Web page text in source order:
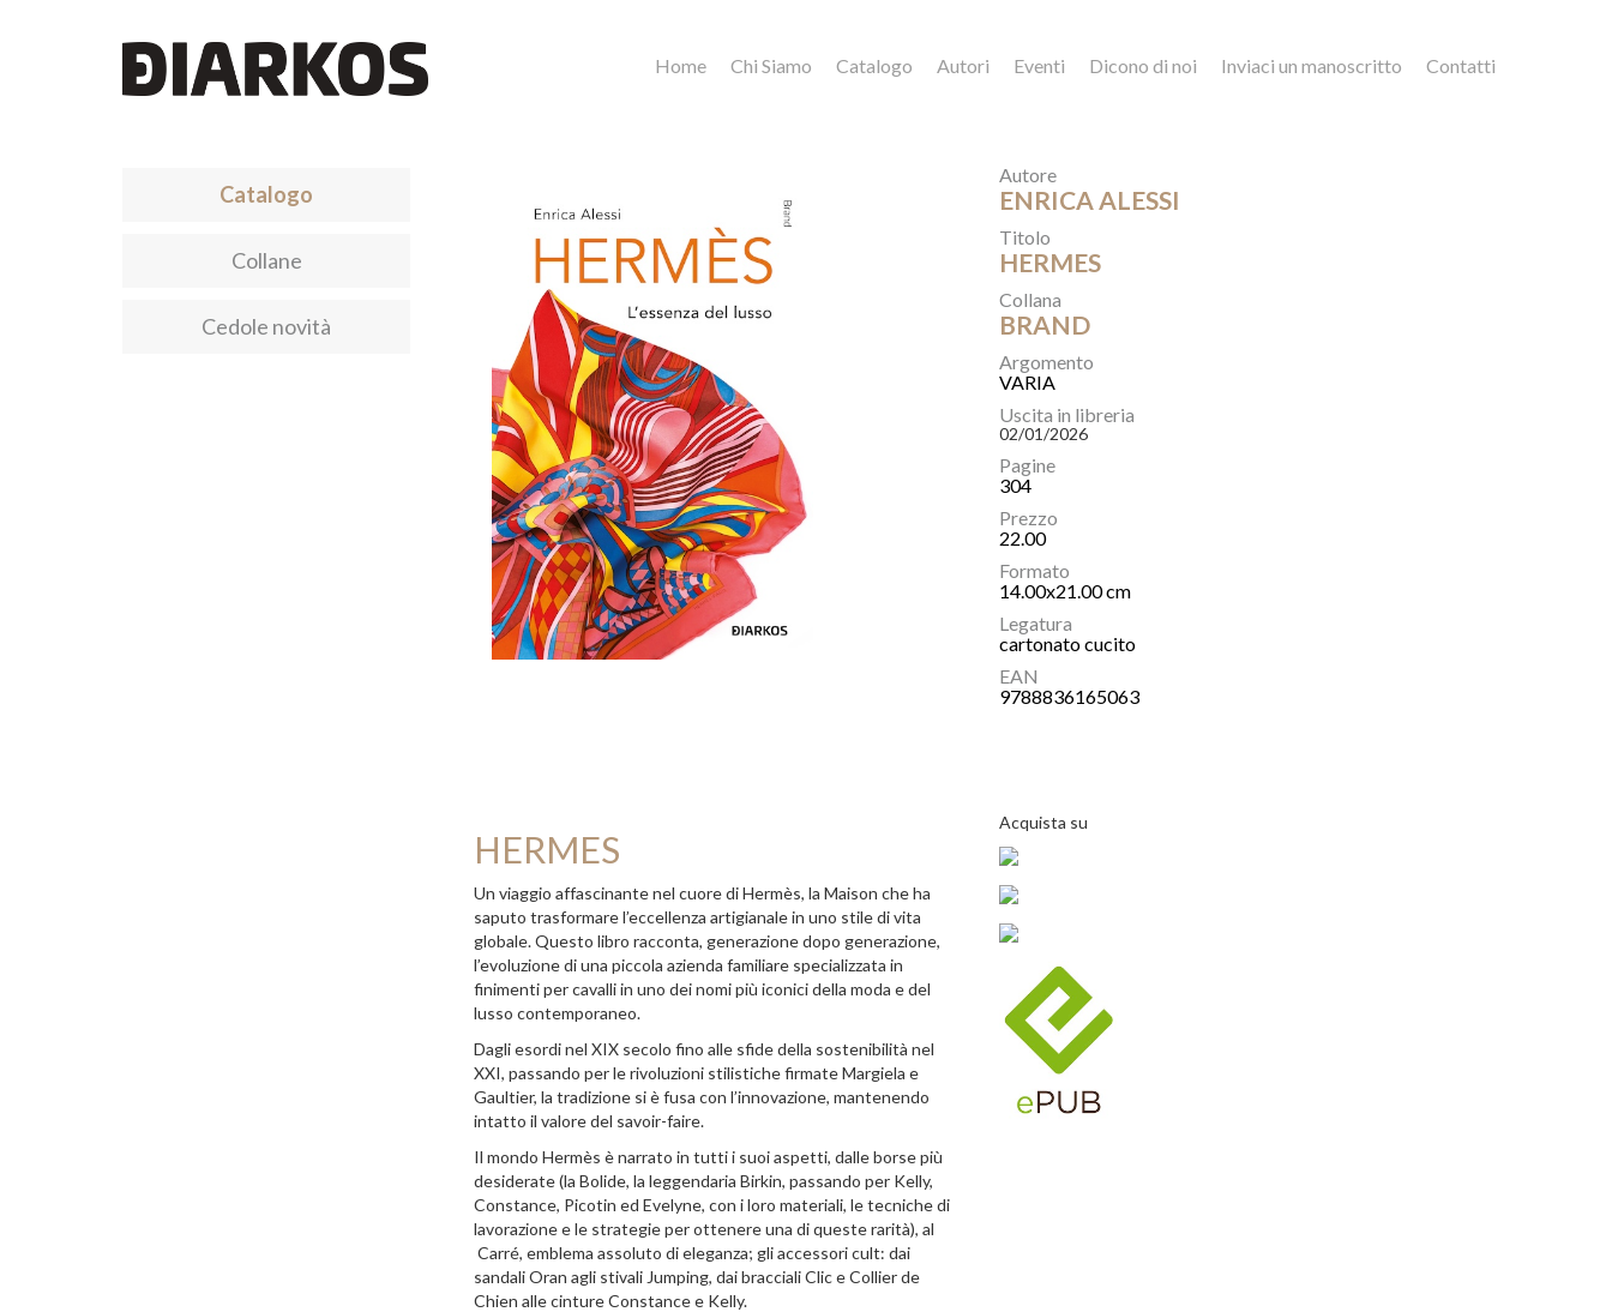
Home Chi Siamo Catalogo Autori Eventi Dicono di noi Inviaci un manoscritto Contatti
Catalogo
Collane
Cedole novità
Autore
ENRICA ALESSI
Titolo
HERMES
Collana
BRAND
Argomento
VARIA
Uscita in libreria
02/01/2026
Pagine
304
Prezzo
22.00
Formato
14.00x21.00 cm
Legatura
cartonato cucito
EAN
9788836165063
HERMES
Un viaggio affascinante nel cuore di Hermès, la Maison che ha
saputo trasformare l’eccellenza artigianale in uno stile di vita
globale. Questo libro racconta, generazione dopo generazione,
l’evoluzione di una piccola azienda familiare specializzata in
finimenti per cavalli in uno dei nomi più iconici della moda e del
lusso contemporaneo.
Dagli esordi nel XIX secolo fino alle sfide della sostenibilità nel
XXI, passando per le rivoluzioni stilistiche firmate Margiela e
Gaultier, la tradizione si è fusa con l’innovazione, mantenendo
intatto il valore del savoir-faire.
Il mondo Hermès è narrato in tutti i suoi aspetti, dalle borse più
desiderate (la Bolide, la leggendaria Birkin, passando per Kelly,
Constance, Picotin ed Evelyne, con i loro materiali, le tecniche di
lavorazione e le strategie per ottenere una di queste rarità), al
Carré, emblema assoluto di eleganza; gli accessori cult: dai
sandali Oran agli stivali Jumping, dai bracciali Clic e Collier de
Chien alle cinture Constance e Kelly.
Acquista su